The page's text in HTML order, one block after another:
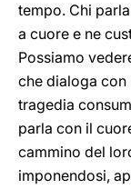
tempo. Chi
a cuore e ne
Possiamo
che dialoga con
tragedia
parla con il
cammino del
imponendosi,